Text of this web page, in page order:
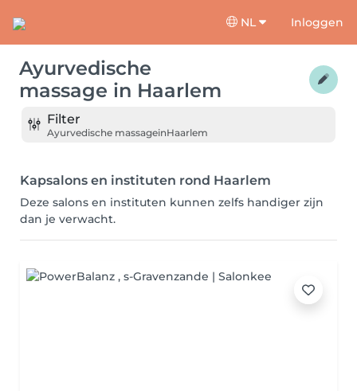
NL Inloggen
Ayurvedische
massage in Haarlem
Filter
Ayurvedische massageinHaarlem
Kapsalons en instituten rond Haarlem
Deze salons en instituten kunnen zelfs handiger zijn
dan je verwacht.